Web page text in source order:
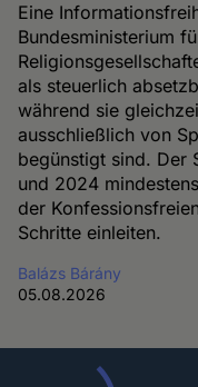
Eine
Bundesministerium
als steuerlich
während sie
ausschließlich von
begünstigt sind. Der
und 2024
der
Schritte einleiten.
Balázs Bárány
05.08.2026